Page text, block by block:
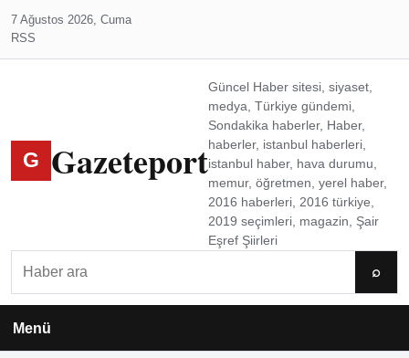
7 Ağustos 2026, Cuma
RSS
G Gazeteport
Güncel Haber sitesi, siyaset,
medya, Türkiye gündemi,
Sondakika haberler, Haber,
haberler, istanbul haberleri,
istanbul haber, hava durumu,
memur, öğretmen, yerel haber,
2016 haberleri, 2016 türkiye,
2019 seçimleri, magazin, Şair
Eşref Şiirleri
⌕
Menü